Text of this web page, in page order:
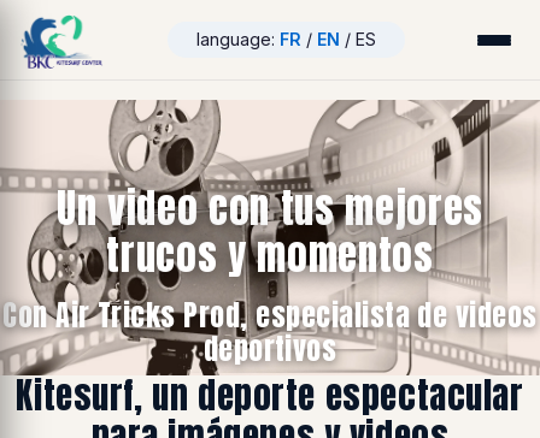
language: FR / EN / ES
Un video con tus mejores
trucos y momentos
Con Air Tricks Prod, especialista de videos
deportivos
Kitesurf, un deporte espectacular